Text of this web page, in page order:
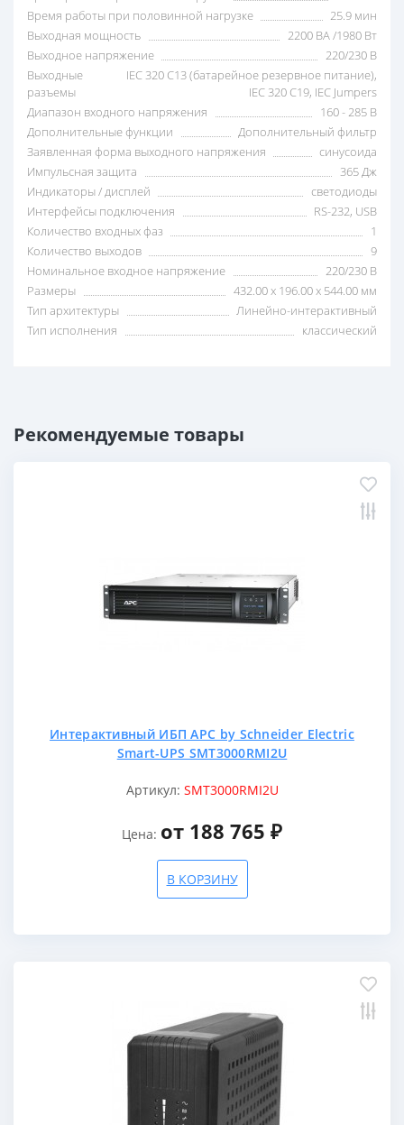
Время работы при половинной нагрузке
25.9 мин
Выходная мощность
2200 ВА /1980 Вт
Выходное напряжение
220/230 В
Выходные
разъемы
IEC 320 C13 (батарейное резервное питание),
IEC 320 C19, IEC Jumpers
Диапазон входного напряжения
160 - 285 В
Дополнительные функции
Дополнительный фильтр
Заявленная форма выходного напряжения
синусоида
Импульсная защита
365 Дж
Индикаторы / дисплей
светодиоды
Интерфейсы подключения
RS-232, USB
Количество входных фаз
1
Количество выходов
9
Номинальное входное напряжение
220/230 В
Размеры
432.00 x 196.00 x 544.00 мм
Тип архитектуры
Линейно-интерактивный
Тип исполнения
классический
Рекомендуемые товары
Интерактивный ИБП APC by Schneider Electric
Smart-UPS SMT3000RMI2U
Артикул: SMT3000RMI2U
Цена: от 188 765 ₽
В КОРЗИНУ